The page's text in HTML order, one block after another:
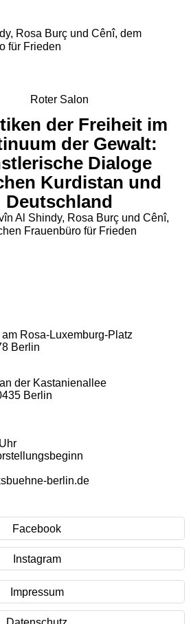
Rosa Burç und Cênî, dem
für Frieden
Roter Salon
der Freiheit im
der Gewalt:
Dialoge
Kurdistan und
Deutschland
Al Shindy, Rosa Burç und Cênî,
Frauenbüro für Frieden
Rosa-Luxemburg-Platz
Berlin
der Kastanienallee
Berlin
berlin.de
Facebook
Instagram
Impressum